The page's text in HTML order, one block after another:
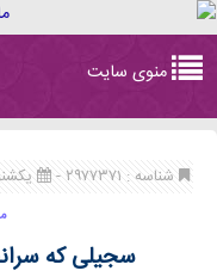
navigation
منوی سایت
شناسه : ۲۹۷۷۳۷۱ - یکشنبه ۲ آذر ۱۴۰۴
سجیلی که